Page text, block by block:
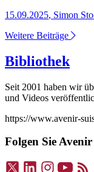
15.09.2025, Simon
Weitere Beiträge
Bibliothek
Seit 2001 haben wir
und Videos
https://www.avenir-
Folgen Sie Avenir